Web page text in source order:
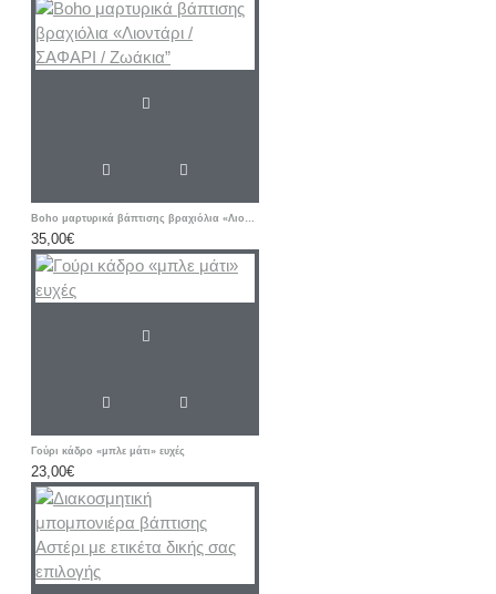
Boho μαρτυρικά βάπτισης βραχιόλια «Λιοντάρι / ΣΑΦΑΡΙ / Ζωάκια”
35,00€
Γούρι κάδρο «μπλε μάτι» ευχές
23,00€